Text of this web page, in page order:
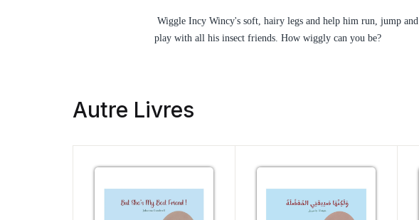
Wiggle Incy Wincy's soft, hairy legs and help him run, jump and
play with all his insect friends. How wiggly can you be?
Autre Livres